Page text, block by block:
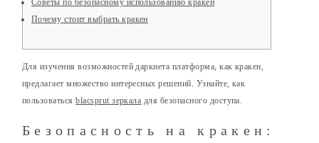
Советы по безопасному использованию кракен
Почему стоит выбрать кракен
Для изучения возможностей даркнета платформа, как кракен,
предлагает множество интересных решений. Узнайте, как
пользоватьсяblacsprut зеркала для безопасного доступа.
Безопасность на кракен: